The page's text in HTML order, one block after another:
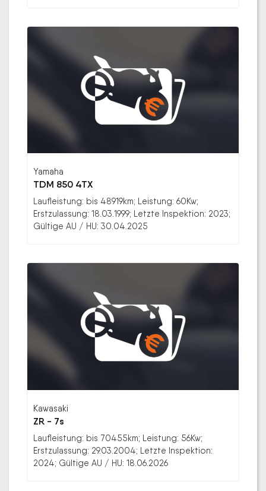
Yamaha
TDM 850 4TX
Laufleistung: bis 48919km; Leistung: 60Kw;
Erstzulassung: 18.03.1999; Letzte Inspektion: 2023;
Gültige AU / HU: 30.04.2025
Kawasaki
ZR - 7s
Laufleistung: bis 70455km; Leistung: 56Kw;
Erstzulassung: 29.03.2004; Letzte Inspektion:
2024; Gültige AU / HU: 18.06.2026